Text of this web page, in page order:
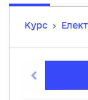
Курс